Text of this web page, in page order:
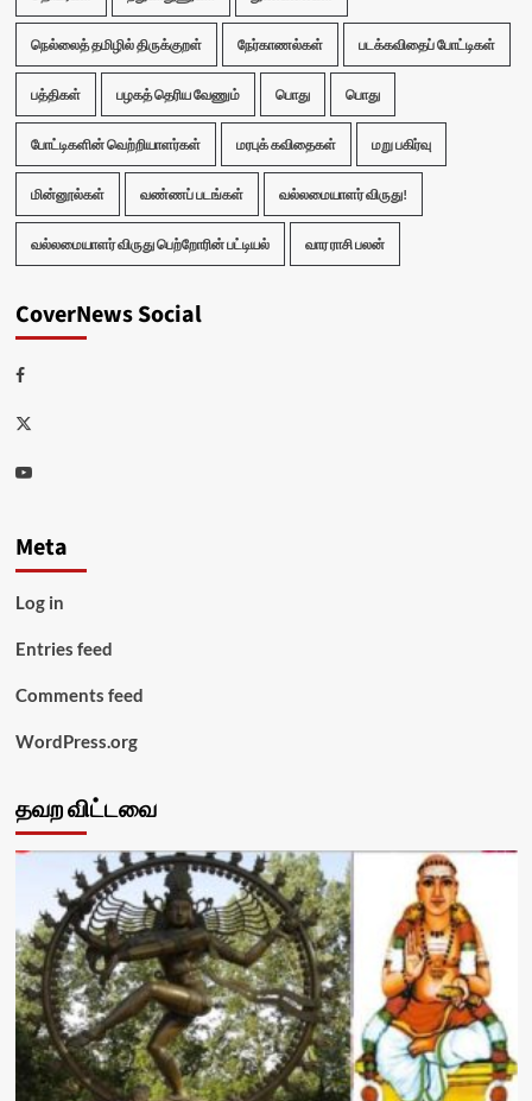
நெல்லைத் தமிழில் திருக்குறள் நேர்காணல்கள் படக்கவிதைப் போட்டிகள்
பத்திகள் பழகத் தெரிய வேணும் பொது பொது
போட்டிகளின் வெற்றியாளர்கள் மரபுக் கவிதைகள் மறு பகிர்வு
மின்னூல்கள் வண்ணப் படங்கள் வல்லமையாளர் விருது!
வல்லமையாளர் விருது பெற்றோரின் பட்டியல் வார ராசி பலன்
CoverNews Social
Facebook
Twitter
Youtube
Meta
Log in
Entries feed
Comments feed
WordPress.org
தவற விட்டவை